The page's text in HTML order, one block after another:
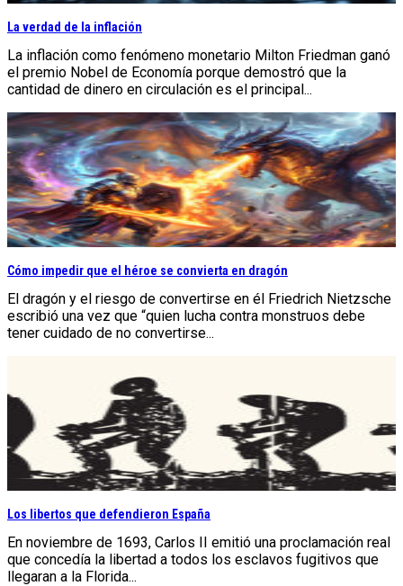
La verdad de la inflación
La inflación como fenómeno monetario Milton Friedman ganó
el premio Nobel de Economía porque demostró que la
cantidad de dinero en circulación es el principal...
Cómo impedir que el héroe se convierta en dragón
El dragón y el riesgo de convertirse en él Friedrich Nietzsche
escribió una vez que “quien lucha contra monstruos debe
tener cuidado de no convertirse...
Los libertos que defendieron España
En noviembre de 1693, Carlos II emitió una proclamación real
que concedía la libertad a todos los esclavos fugitivos que
llegaran a la Florida...